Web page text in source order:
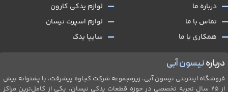
دربارهنیسون آبی
فروشگاه اینترنتی نیسون آبی، زیرمجموعه شرکت کجاوه پیشرفت، با پشتوانه بیش
از ۲۵ سال تجربه تخصصی در حوزه قطعات یدکی نیسان، یکی از کامل‌ترین مراکز
درباره ما
تماس با ما
همکاری با ما
لوازم یدکی کارون
لوازم اسپرت نیسان
سایپا یدک